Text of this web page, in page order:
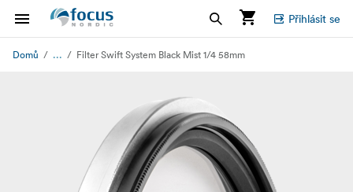
Přihlásit se
Domů ... Filter Swift System Black Mist 1/4 58mm